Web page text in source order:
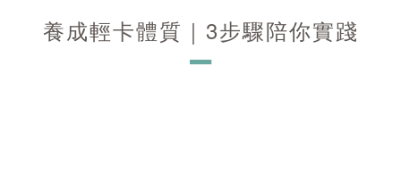
養成輕卡體質｜3步驟陪你實踐
－